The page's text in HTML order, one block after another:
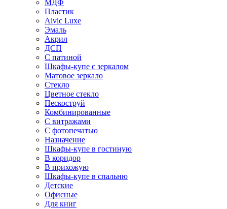
МДФ
Пластик
Alvic Luxe
Эмаль
Акрил
ДСП
С патиной
Шкафы-купе с зеркалом
Матовое зеркало
Стекло
Цветное стекло
Пескоструй
Комбинированные
С витражами
С фотопечатью
Назначение
Шкафы-купе в гостиную
В коридор
В прихожую
Шкафы-купе в спальню
Детские
Офисные
Для книг